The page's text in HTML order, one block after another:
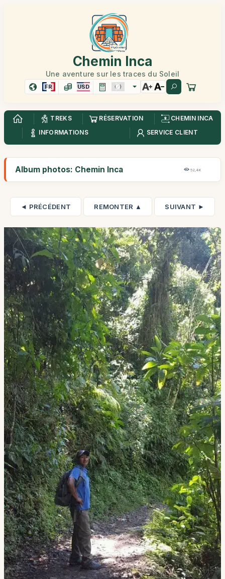
Chemin Inca
Une aventure sur les traces du Soleil
FR USD
TREKS RÉSERVATION
CHEMIN INCA
INFORMATIONS
SERVICE CLIENT
Album photos: Chemin Inca 52,4K
◄ PRÉCÉDENT REMONTER ▲ SUIVANT ►